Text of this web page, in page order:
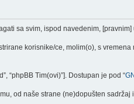
sa svim, ispod navedenim,
korisnike/ce, molim(o), s
“phpBB Tim(ovi)”]. Dostupan je pod “
od naše strane (ne)dopušten sadržaj